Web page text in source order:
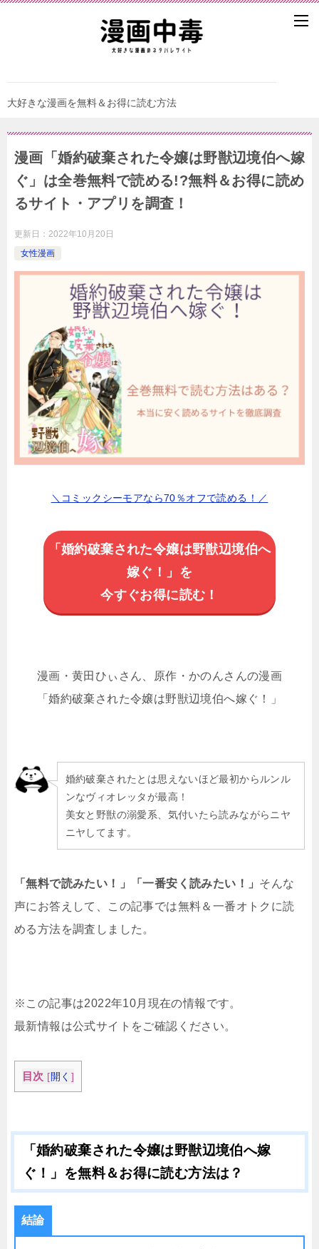
大好きな漫画を無料＆お得に読む方法
漫画「婚約破棄された令嬢は野獣辺境伯へ嫁
ぐ」は全巻無料で読める!?無料＆お得に読め
るサイト・アプリを調査！
更新日： 2022年10月20日
女性漫画
＼コミックシーモアなら70％オフで読める！／
「婚約破棄された令嬢は野獣辺境伯へ
嫁ぐ！」を
今すぐお得に読む！
漫画・黄田ひぃさん、原作・かのんさんの漫画
「婚約破棄された令嬢は野獣辺境伯へ嫁ぐ！」
婚約破棄されたとは思えないほど最初からルンル
ンなヴィオレッタが最高！
美女と野獣の溺愛系、気付いたら読みながらニヤ
ニヤしてます。
「無料で読みたい！」「一番安く読みたい！」 そんな
声にお答えして、この記事では無料＆一番オトクに読
める方法を調査しました。
※この記事は2022年10月現在の情報です。
最新情報は公式サイトをご確認ください。
目次 [開く ]
「婚約破棄された令嬢は野獣辺境伯へ嫁
ぐ！」を無料＆お得に読む方法は？
結論